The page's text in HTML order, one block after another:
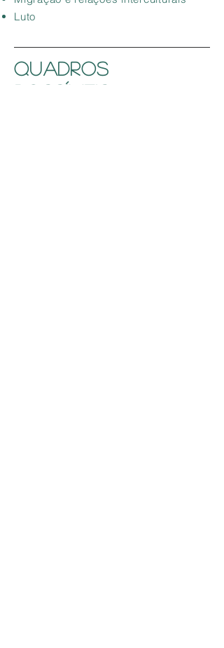
Luto
QUADROS
POSSÍVEIS